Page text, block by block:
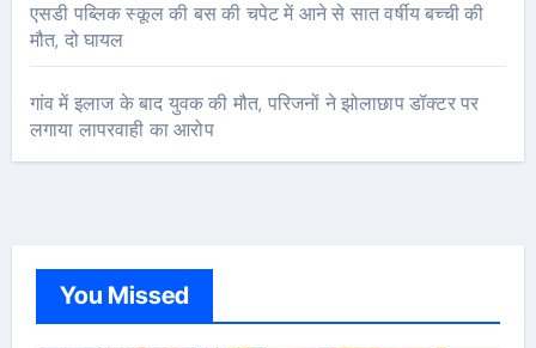
एसडी पब्लिक स्कूल की बस की चपेट में आने से सात वर्षीय बच्ची की
मौत, दो घायल
गांव में इलाज के बाद युवक की मौत, परिजनों ने झोलाछाप डॉक्टर पर
लगाया लापरवाही का आरोप
You Missed